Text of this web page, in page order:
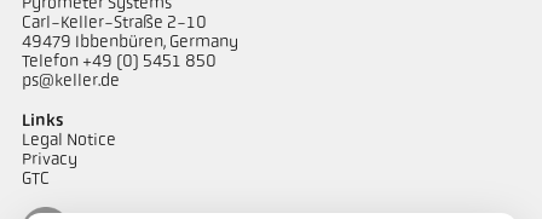
Pyrometer Systems
Carl-Keller-Straße 2-10
49479 Ibbenbüren, Germany
Telefon +49 (0) 5451 850
ps@keller.de
Links
Legal Notice
Privacy
GTC